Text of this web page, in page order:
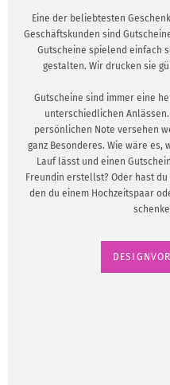
Eine der beliebtesten
Geschäftskunden sind
Gutscheine spielend einfach
gestalten. Wir drucken sie
Gutscheine sind immer eine
unterschiedlichen
persönlichen Note versehen
ganz Besonderes. Wie wäre
Lauf lässt und einen
Freundin erstellst? Oder hast
den du einem Hochzeitspaar